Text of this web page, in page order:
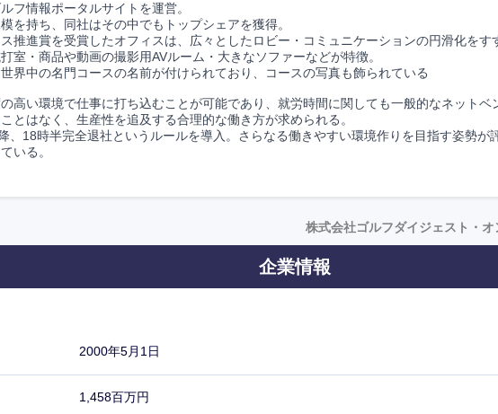
フ情報ポータルサイトを運営。
を持ち、同社はその中でもトップシェアを獲得。
推進賞を受賞したオフィスは、広々としたロビー・コミュニケーションの円滑化をす
室・商品や動画の撮影用AVルーム・大きなソファーなどが特徴。
界中の名門コースの名前が付けられており、コースの写真も飾られている
高い環境で仕事に打ち込むことが可能であり、就労時間に関しても一般的なネットベ
とはなく、生産性を追及する合理的な働き方が求められる。
、18時半完全退社というルールを導入。さらなる働きやすい環境作りを目指す姿勢が
いる。
株式会社ゴルフダイジェスト・
企業情報
2000年5月1日
1,458百万円